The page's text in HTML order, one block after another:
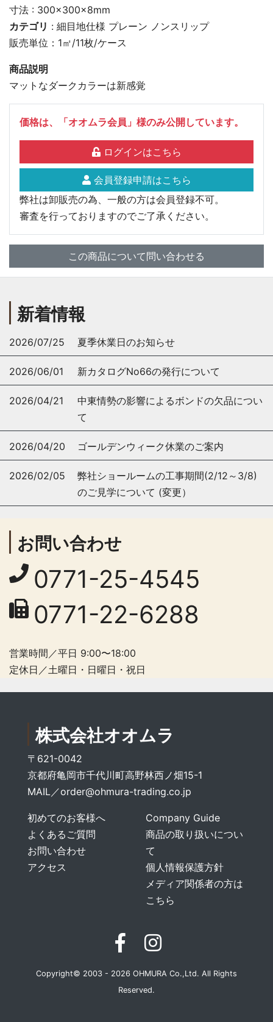
寸法 : 300×300×8mm
カテゴリ : 細目地仕様 プレーン ノンスリップ
販売単位：1㎡/11枚/ケース
商品説明
マットなダークカラーは新感覚
価格は、「オオムラ会員」様のみ公開しています。
ログインはこちら
会員登録申請はこちら
弊社は卸販売の為、一般の方は会員登録不可。
審査を行っておりますのでご了承ください。
この商品について問い合わせる
新着情報
2026/07/25 夏季休業日のお知らせ
2026/06/01 新カタログNo66の発行について
2026/04/21
中東情勢の影響によるボンドの欠品につい
て
2026/04/20 ゴールデンウィーク休業のご案内
2026/02/05
弊社ショールームの工事期間(2/12～3/8)
のご見学について (変更）
お問い合わせ
0771-25-4545
0771-22-6288
営業時間／平日 9:00〜18:00
定休日／土曜日・日曜日・祝日
株式会社オオムラ
〒621-0042
京都府亀岡市千代川町高野林西ノ畑15-1
MAIL／order@ohmura-trading.co.jp
初めてのお客様へ
よくあるご質問
お問い合わせ
アクセス
Company Guide
商品の取り扱いについ
て
個人情報保護方針
メディア関係者の方は
こちら
Copyright© 2003 - 2026 OHMURA Co.,Ltd. All Rights
Reserved.